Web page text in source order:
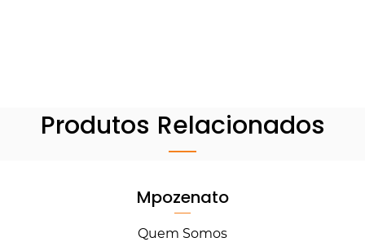
Produtos Relacionados
Mpozenato
Quem Somos